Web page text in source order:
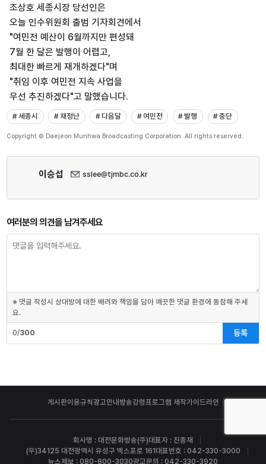
조상호 세종시장 당선인은
오늘 인수위원회 출범 기자회견에서
"여민전 예산이 6월까지만 편성돼
7월 한 달은 발행이 어렵고,
최대한 빠르게 재개하겠다"며
"취임 이후 여민전 지속 사업을
우선 추진하겠다"고 말했습니다.
# 세종시 # 재정난 # 다음달 # 여민전 # 발행 # 중단
Copyright © Daejeon Munhwa Broadcasting Corporation. All rights reserved.
이승섭 sslee@tjmbc.co.kr
여러분의 의견을 남겨주세요
※ 댓글 작성시 상대방에 대한 배려와 책임을 담아 깨끗한 댓글 환경에 동참해 주세
요.
0/300 등록
게시판이용규칙광고안내방송강령프로그램 제작가이드라인
회사명 : 대전문화방송(주)대표자 : 진종재
(우)34125 대전광역시 유성구 엑스포로 161대표번호 : 042-330-3000
뉴스제보 : 080-800-3030광고문의 : 042-330-3920